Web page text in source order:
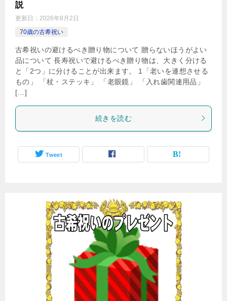
説
更新日： 2026年8月2日
70歳の古希祝い
古希祝いの避けるべき贈り物について 贈らないほうがよい
品について 長寿祝いで避けるべき贈り物は、大きく分ける
と「2つ」に分けることが出来ます。 1「老いを連想させる
もの」 「杖・ステッキ」 「老眼鏡」 「入れ歯関連用品」
[…]
続きを読む
Tweet